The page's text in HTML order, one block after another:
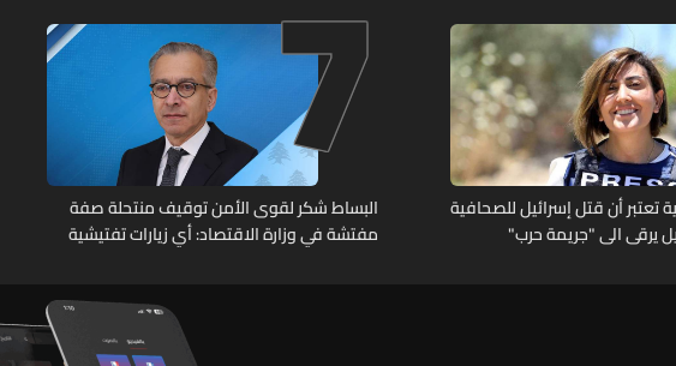
أن قتل إسرائيل للصحافية
يرقى الى "جريمة حرب"
7
البساط شكر لقوى الأمن توقيف منتحلة صفة
مفتشة في وزارة الاقتصاد: أي زيارات تفتيشية